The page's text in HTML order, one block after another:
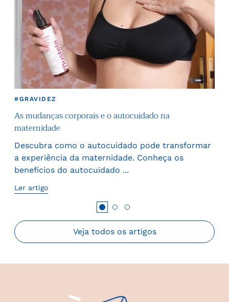
As mudanças corporais e o autocuidado na
maternidade
#GRAVIDEZ
Descubra como o autocuidado pode transformar
a experiência da maternidade. Conheça os
benefícios do autocuidado ...
Ler artigo
Veja todos os artigos